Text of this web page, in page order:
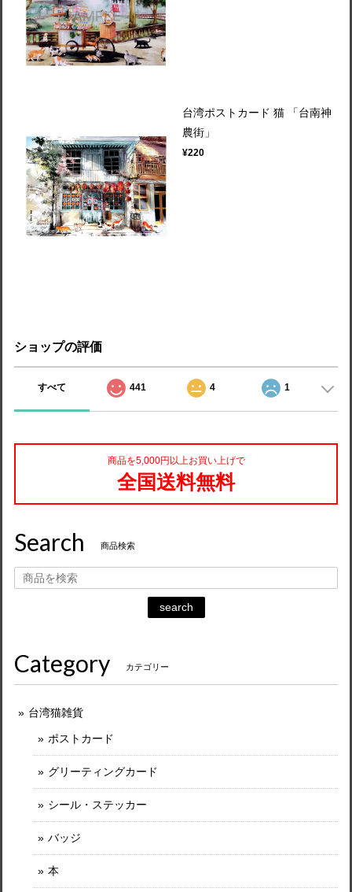
台湾ポストカード 猫 「台南神
農街」
¥220
ショップの評価
すべて 441 4 1
商品を5,000円以上お買い上げで
全国送料無料
Search 商品検索
search
Category カテゴリー
台湾猫雑貨
ポストカード
グリーティングカード
シール・ステッカー
バッジ
本